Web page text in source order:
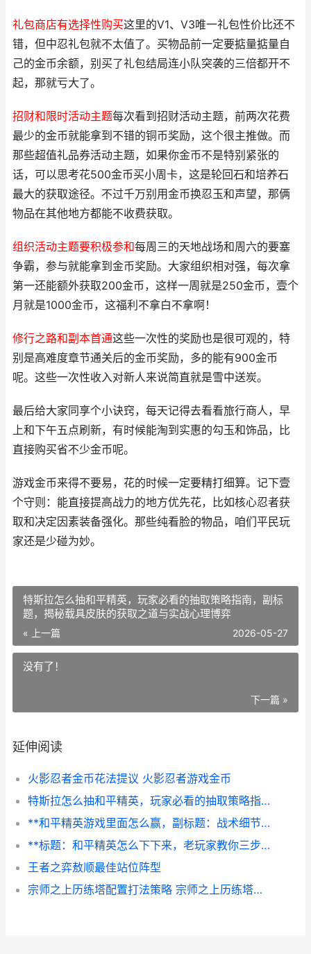
礼包商店有选择性购买这里的V1、V3唯一礼包性价比还不
错，但中忍礼包就不太值了。买物品前一定要掂量掂量自
己的金币余额，别买了礼包结局连小队突袭的三倍都开不
起，那就亏大了。
招财和限时活动主题每次看到招财活动主题，前两次花费
最少的金币就能拿到不错的铜币奖励，这个很主推做。而
那些超值礼品券活动主题，如果你金币不是特别紧张的
话，可以思考花500金币买小周卡，这是轮回石和培养石
最大的获取途径。不过千万别用金币换忍玉和声望，那俩
物品在其他地方都能不收费获取。
组织活动主题要积极参和每周三的天地战场和周六的要塞
争霸，参与就能拿到金币奖励。大家组织相对强，每次拿
第一还能额外获取200金币，这样一周就是250金币，壹个
月就是1000金币，这福利不拿白不拿啊！
修行之路和副本首通这些一次性的奖励也是很可观的，特
别是高难度章节通关后的金币奖励，多的能有900金币
呢。这些一次性收入对新人来说简直就是雪中送炭。
最后给大家同享个小诀窍，每天记得去看看旅行商人，早
上和下午五点刷新，有时候能淘到实惠的勾玉和饰品，比
直接购买省不少金币呢。
游戏金币来得不要易，花的时候一定要精打细算。记下壹
个守则：能直接提高战力的地方优先花，比如核心忍者获
取和决定因素装备强化。那些纯看脸的物品，咱们平民玩
家还是少碰为妙。
特斯拉怎么抽和平精英，玩家必看的抽取策略指南，副标
题，揭秘载具皮肤的获取之道与实战心理博弈
« 上一篇 2026-05-27
没有了！
下一篇 »
延伸阅读
火影忍者金币花法提议 火影忍者游戏金币
特斯拉怎么抽和平精英，玩家必看的抽取策略指南，副标题，揭秘载具皮肤的获取之道与实战心理博弈
**和平精英游戏里面怎么赢，副标题：战术细节与心态的双重修炼**
**标题：和平精英怎么下下来，老玩家教你三步搞定**
王者之弈敖顺最佳站位阵型
宗师之上历练塔配置打法策略 宗师之上历练塔怎么打